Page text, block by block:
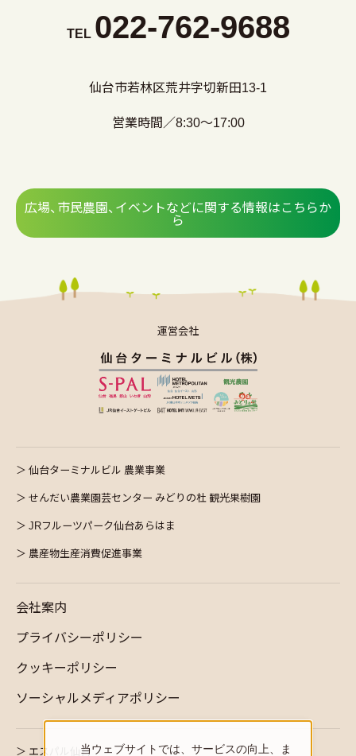
TEL 022-762-9688
仙台市若林区荒井字切新田13-1
営業時間／8:30～17:00
広場、市民農園、イベントなどに関する情報はこちらか
ら
運営会社
仙台ターミナルビル 農業事業
せんだい農業園芸センター みどりの杜 観光果樹園
JRフルーツパーク仙台あらはま
農産物生産消費促進事業
会社案内
プライバシーポリシー
クッキーポリシー
ソーシャルメディアポリシー
エスパル仙台当ウェブサイトでは、サービスの向上、ま